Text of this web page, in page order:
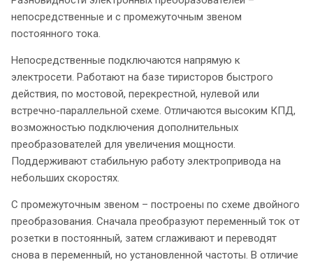
непосредственные и с промежуточным звеном
постоянного тока.
Непосредственные подключаются напрямую к
электросети. Работают на базе тиристоров быстрого
действия, по мостовой, перекрестной, нулевой или
встречно-параллельной схеме. Отличаются высоким КПД,
возможностью подключения дополнительных
преобразователей для увеличения мощности.
Поддерживают стабильную работу электропривода на
небольших скоростях.
С промежуточным звеном – построены по схеме двойного
преобразования. Сначала преобразуют переменный ток от
розетки в постоянный, затем сглаживают и переводят
снова в переменный, но установленной частоты. В отличие